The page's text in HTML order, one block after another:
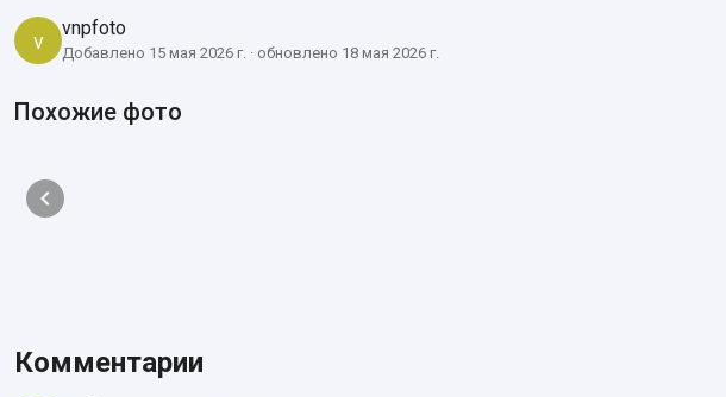
v vnpfoto
Добавлено 15 мая 2026 г. · обновлено 18 мая 2026 г.
Похожие фото
Комментарии